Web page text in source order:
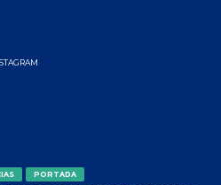
PORTADA